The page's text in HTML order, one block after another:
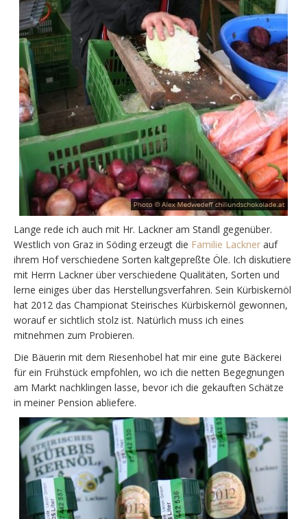
Lange rede ich auch mit Hr. Lackner am Standl gegenüber.
Westlich von Graz in Söding erzeugt die Familie Lackner auf
ihrem Hof verschiedene Sorten kaltgepreßte Öle. Ich diskutiere
mit Herrn Lackner über verschiedene Qualitäten, Sorten und
lerne einiges über das Herstellungsverfahren. Sein Kürbiskernöl
hat 2012 das Championat Steirisches Kürbiskernöl gewonnen,
worauf er sichtlich stolz ist. Natürlich muss ich eines
mitnehmen zum Probieren.
Die Bäuerin mit dem Riesenhobel hat mir eine gute Bäckerei
für ein Frühstück empfohlen, wo ich die netten Begegnungen
am Markt nachklingen lasse, bevor ich die gekauften Schätze
in meiner Pension abliefere.